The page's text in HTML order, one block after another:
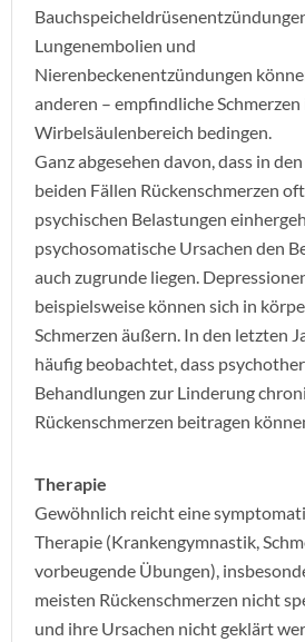
Lungenembolien und
Nierenbeckenentzündungen
anderen – empfindliche Schmerzen
Wirbelsäulenbereich bedingen.
Ganz abgesehen davon, dass in
beiden Fällen Rückenschmerzen
psychischen Belastungen
psychosomatische Ursachen den
auch zugrunde liegen.
beispielsweise können sich in
Schmerzen äußern. In den letzten
häufig beobachtet, dass
Behandlungen zur Linderung
Rückenschmerzen beitragen
Therapie
Gewöhnlich reicht eine
Therapie (Krankengymnastik,
vorbeugende Übungen),
meisten Rückenschmerzen nicht
und ihre Ursachen nicht geklärt